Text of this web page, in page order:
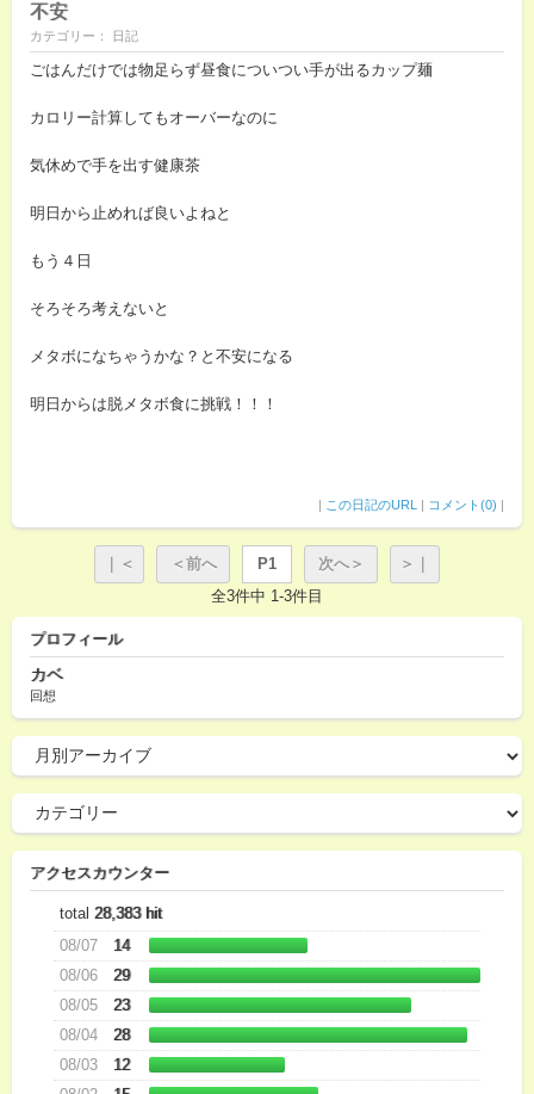
不安
カテゴリー： 日記
ごはんだけでは物足らず昼食についつい手が出るカップ麺
カロリー計算してもオーバーなのに
気休めで手を出す健康茶
明日から止めれば良いよねと
もう４日
そろそろ考えないと
メタボになちゃうかな？と不安になる
明日からは脱メタボ食に挑戦！！！
| この日記のURL | コメント(0) |
｜＜ ＜前へ P1 次へ＞
＞｜
全3件中 1-3件目
プロフィール
カベ
回想
アクセスカウンター
total 28,383 hit
08/07
14
08/06
29
08/05
23
08/04
28
08/03
12